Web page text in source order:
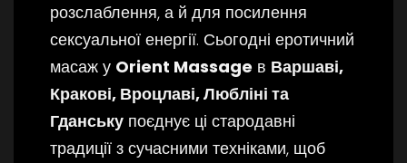
розслаблення, а й для посилення
сексуальної енергії. Сьогодні еротичний
масаж у Orient Massage в Варшаві,
Кракові, Вроцлаві, Любліні та
Гданську поєднує ці стародавні
традиції з сучасними техніками, щоб